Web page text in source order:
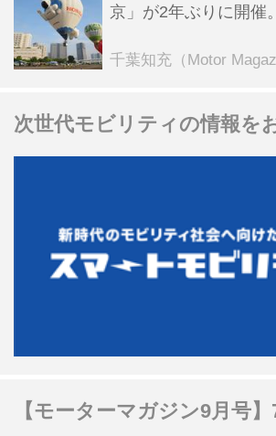
京」が2年ぶりに開催
ンテンツも
千葉知充（Motor
次世代モビリティの情報を
【モーターマガジン9月号